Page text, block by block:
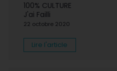
100% CULTURE
J'ai Failli
22 octobre 2020
Lire l'article